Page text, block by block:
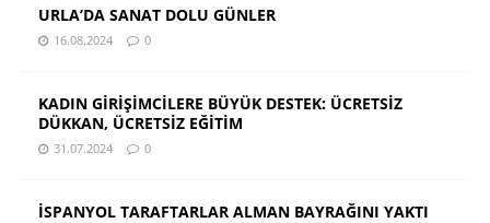
URLA’DA SANAT DOLU GÜNLER
16.08.2024 0
KADIN GİRİŞİMCİLERE BÜYÜK DESTEK: ÜCRETSİZ
DÜKKAN, ÜCRETSİZ EĞİTİM
31.07.2024 0
İSPANYOL TARAFTARLAR ALMAN BAYRAĞINI YAKTI